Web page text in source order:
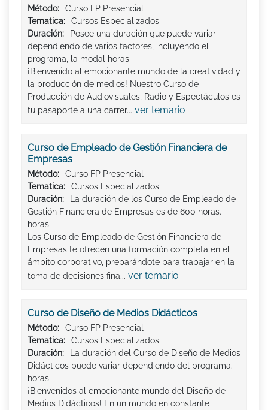
Método:
Curso FP Presencial
Tematica:
Cursos Especializados
Duración:
Posee una duración que puede variar
dependiendo de varios factores, incluyendo el
programa, la modal horas
¡Bienvenido al emocionante mundo de la creatividad y
la producción de medios! Nuestro Curso de
Producción de Audiovisuales, Radio y Espectáculos es
tu pasaporte a una carrer... ver temario
Curso de Empleado de Gestión Financiera de
Empresas
Método:
Curso FP Presencial
Tematica:
Cursos Especializados
Duración:
La duración de los Curso de Empleado de
Gestión Financiera de Empresas es de 600 horas.
horas
Los Curso de Empleado de Gestión Financiera de
Empresas te ofrecen una formación completa en el
ámbito corporativo, preparándote para trabajar en la
toma de decisiones fina... ver temario
Curso de Diseño de Medios Didácticos
Método:
Curso FP Presencial
Tematica:
Cursos Especializados
Duración:
La duración del Curso de Diseño de Medios
Didácticos puede variar dependiendo del programa.
horas
¡Bienvenidos al emocionante mundo del Diseño de
Medios Didácticos! En un mundo en constante